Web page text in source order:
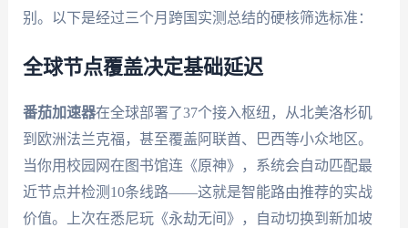
别。以下是经过三个月跨国实测总结的硬核筛选标准：
全球节点覆盖决定基础延迟
番茄加速器在全球部署了37个接入枢纽，从北美洛杉矶
到欧洲法兰克福，甚至覆盖阿联酋、巴西等小众地区。
当你用校园网在图书馆连《原神》，系统会自动匹配最
近节点并检测10条线路——这就是智能路由推荐的实战
价值。上次在悉尼玩《永劫无间》，自动切换到新加坡